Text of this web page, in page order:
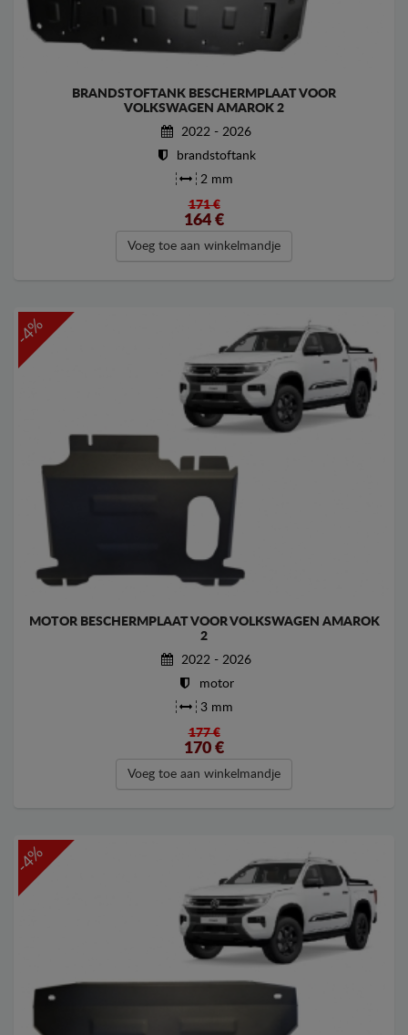
BRANDSTOFTANK BESCHERMPLAAT VOOR
VOLKSWAGEN AMAROK 2
2022 - 2026
brandstoftank
2 mm
171 €
164 €
Voeg toe aan winkelmandje
-4%
MOTOR BESCHERMPLAAT VOOR VOLKSWAGEN AMAROK
2
2022 - 2026
motor
3 mm
177 €
170 €
Voeg toe aan winkelmandje
-4%